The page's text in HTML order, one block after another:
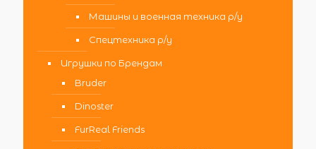
Машины и военная техника р/у
Спецтехника р/у
Игрушки по Брендам
Bruder
Dinoster
FurReal Friends